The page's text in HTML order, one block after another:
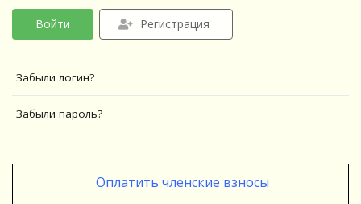
Войти Регистрация
Забыли логин?
Забыли пароль?
Оплатить членские взносы